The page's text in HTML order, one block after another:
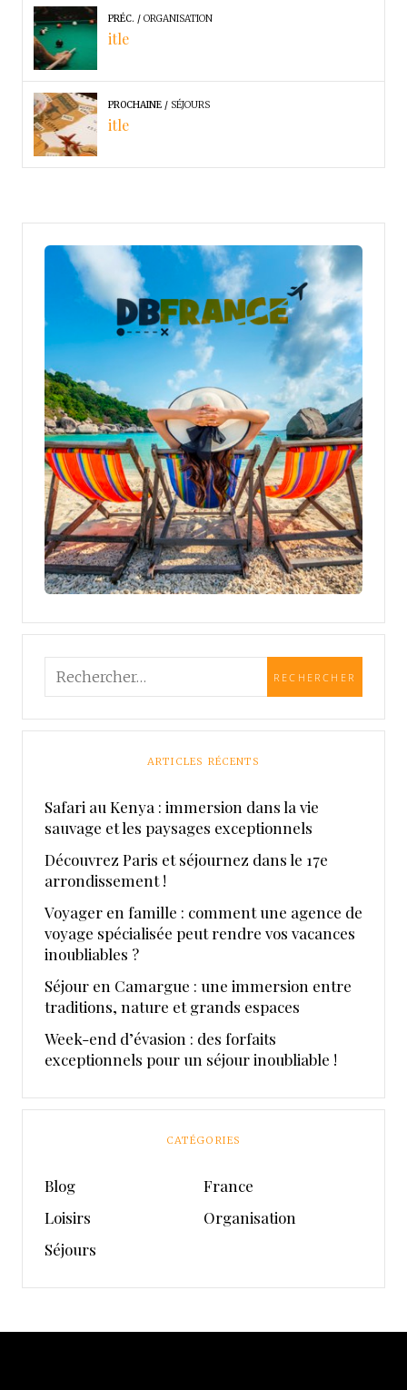
PRÉC. ORGANISATION
itle
PROCHAINE SÉJOURS
itle
ARTICLES RÉCENTS
Safari au Kenya : immersion dans la vie
sauvage et les paysages exceptionnels
Découvrez Paris et séjournez dans le 17e
arrondissement !
Voyager en famille : comment une agence de
voyage spécialisée peut rendre vos vacances
inoubliables ?
Séjour en Camargue : une immersion entre
traditions, nature et grands espaces
Week-end d’évasion : des forfaits
exceptionnels pour un séjour inoubliable !
CATÉGORIES
Blog
France
Loisirs
Organisation
Séjours